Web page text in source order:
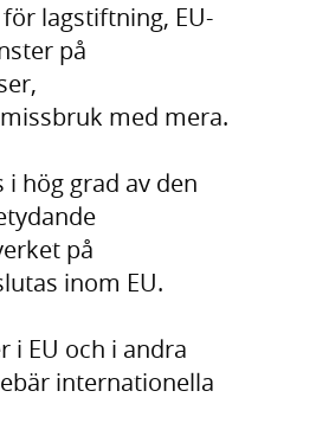
lagstiftning, EU-
på
med mera.
hög grad av den
på
inom EU.
i EU och i andra
internationella